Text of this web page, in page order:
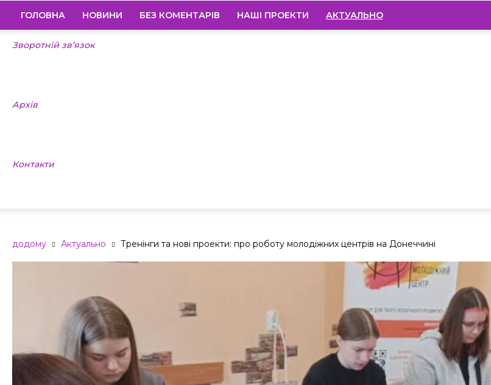
ГОЛОВНА НОВИНИ БЕЗ КОМЕНТАРІВ НАШІ ПРОЕКТИ АКТУАЛЬНО
Зворотній зв’язок
Архів
Контакти
додому Актуально Тренінги та нові проекти: про роботу молодіжних центрів на Донеччині